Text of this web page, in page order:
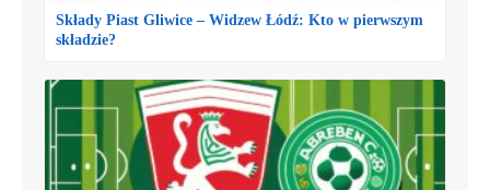
Składy Piast Gliwice – Widzew Łódź: Kto w pierwszym
składzie?